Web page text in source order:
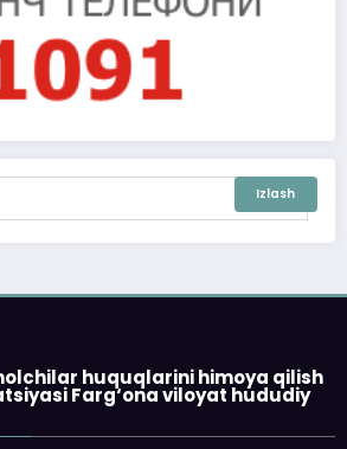
huquqlarini himoya qilish
Farg‘ona viloyat hududiy